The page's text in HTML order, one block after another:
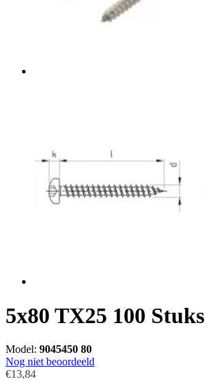
5x80 TX25 100 Stuks
Model: 9045450 80
Nog niet beoordeeld
€13,84